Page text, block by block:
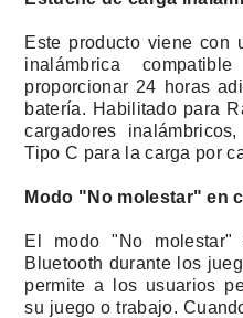
Este producto viene con
inalámbrica
proporcionar 24 horas
batería. Habilitado para
cargadores
Tipo C para la carga por
Modo "No molestar" en
El modo "No molestar"
Bluetooth durante los
permite a los usuarios
su juego o trabajo.